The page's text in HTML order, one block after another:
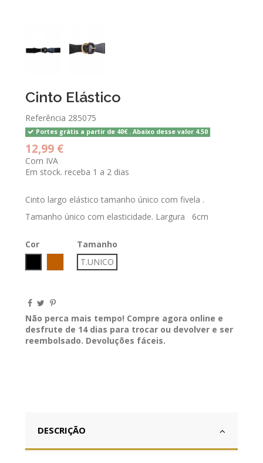
Cinto Elástico
Referência 285075
Portes grátis a partir de 40€ . Abaixo desse valor 4.50
12,99 €
Com IVA
Em stock. receba 1 a 2 dias
Cinto largo elástico tamanho único com fivela .
Tamanho único com elasticidade. Largura 6cm
Cor
CAMEL
Tamanho
T.UNICO
Não perca mais tempo! Compre agora online e
desfrute de 14 dias para trocar ou devolver e ser
reembolsado. Devoluções fáceis.
DESCRIÇÃO